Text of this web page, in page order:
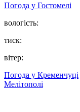
Погода у Гостомелі
вологість:
тиск:
вітер:
Погода у Кременчуці
Мелітополі